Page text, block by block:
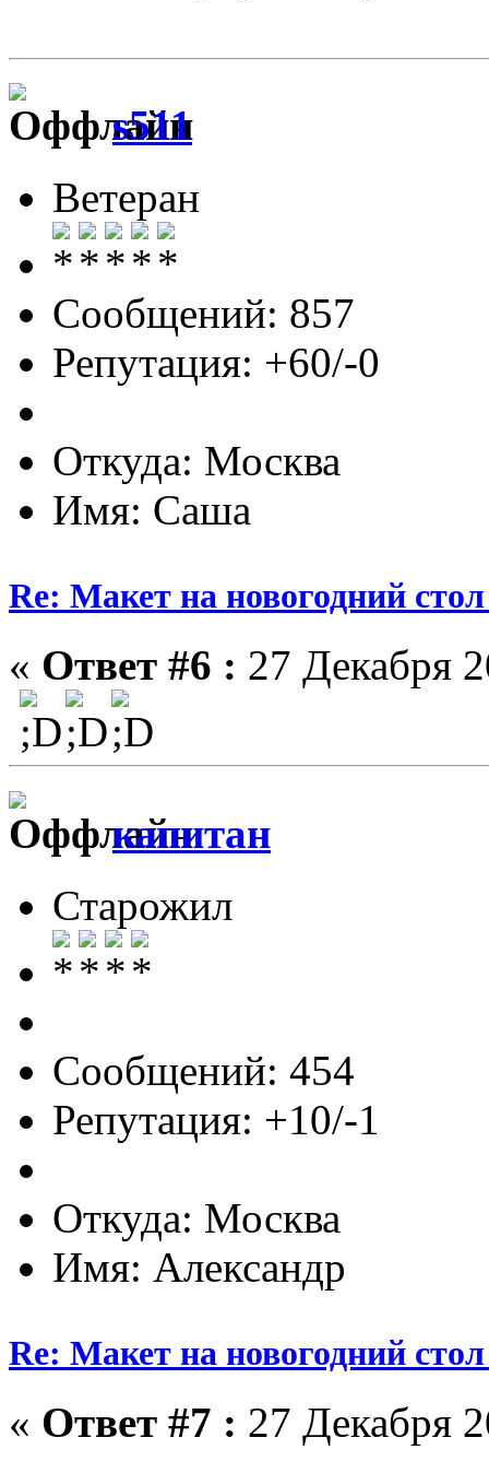
s511
Ветеран
Сообщений: 857
Репутация: +60/-0
Откуда: Москва
Имя: Саша
Re: Макет на новогодний
« Ответ #6 : 27 Декабря
капитан
Старожил
Сообщений: 454
Репутация: +10/-1
Откуда: Москва
Имя: Александр
Re: Макет на новогодний
« Ответ #7 : 27 Декабря